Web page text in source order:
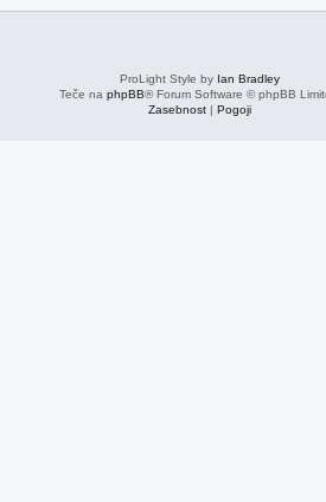
ProLight Style by Ian Bradley
Teče na phpBB® Forum Software © phpBB
Zasebnost| Pogoji